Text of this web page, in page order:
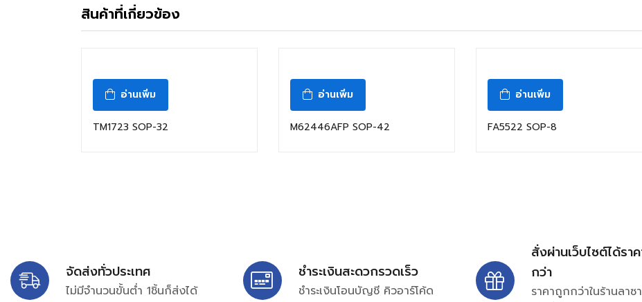
สินค้าที่เกี่ยวข้อง
อ่านเพิ่ม
TM1723 SOP-32
อ่านเพิ่ม
M62446AFP SOP-42
อ่านเพิ่ม
FA5522 SOP-8
จัดส่งทั่วประเทศ
ไม่มีจำนวนขั้นต่ำ 1ชิ้นก็ส่งได้
ชำระเงินสะดวกรวดเร็ว
ชำระเงินโอนบัญชี คิวอาร์โค้ด
สั่งผ่านเว็บไซต์ได้รา
กว่า
ราคาถูกกว่าในร้านลาซ